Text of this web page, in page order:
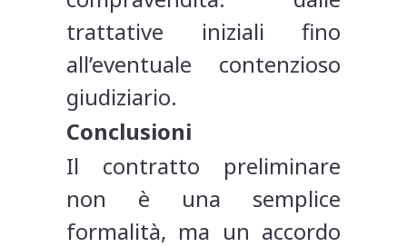
trattative iniziali fino
all’eventuale contenzioso
giudiziario.
Conclusioni
Il contratto preliminare
non è una semplice
formalità, ma un accordo